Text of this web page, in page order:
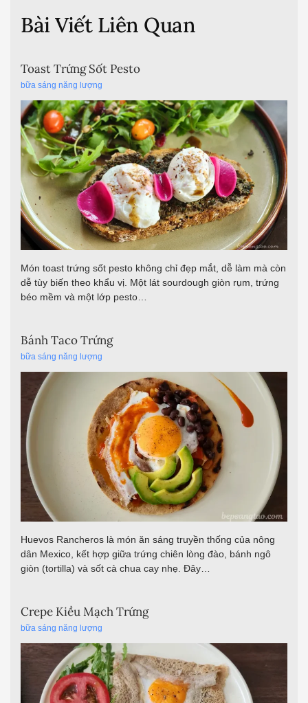
Bài Viết Liên Quan
Toast Trứng Sốt Pesto
bữa sáng năng lượng
Món toast trứng sốt pesto không chỉ đẹp mắt, dễ làm mà còn
dễ tùy biến theo khẩu vị. Một lát sourdough giòn rụm, trứng
béo mềm và một lớp pesto…
Bánh Taco Trứng
bữa sáng năng lượng
Huevos Rancheros là món ăn sáng truyền thống của nông
dân Mexico, kết hợp giữa trứng chiên lòng đào, bánh ngô
giòn (tortilla) và sốt cà chua cay nhẹ. Đây…
Crepe Kiều Mạch Trứng
bữa sáng năng lượng